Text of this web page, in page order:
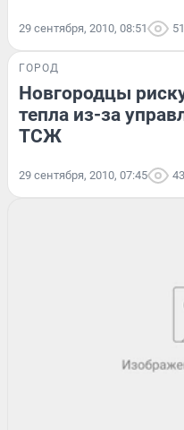
29 сентября, 2010, 08:51
ГОРОД
Новгородцы
тепла из-за
ТСЖ
29 сентября, 2010, 07:45